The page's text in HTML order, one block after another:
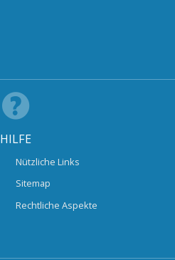
HILFE
Nützliche Links
Sitemap
Rechtliche Aspekte